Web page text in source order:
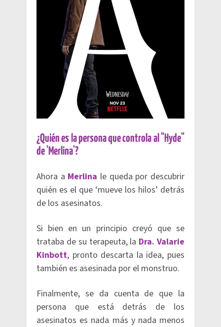
¿Quién es la persona que controla al "Hyde"
de 'Merlina'?
Ahora a Merlina le queda por descubrir
quién es el que ‘mueve los hilos’ detrás
de los asesinatos.
Si bien en un principio creyó que se
trataba de su terapeuta, la Dra. Valarie
Kinbott, pronto descarta la idea, pues
también es asesinada por el monstruo.
Finalmente, se da cuenta de que la
persona que está detrás de los
asesinatos es nada más y nada menos